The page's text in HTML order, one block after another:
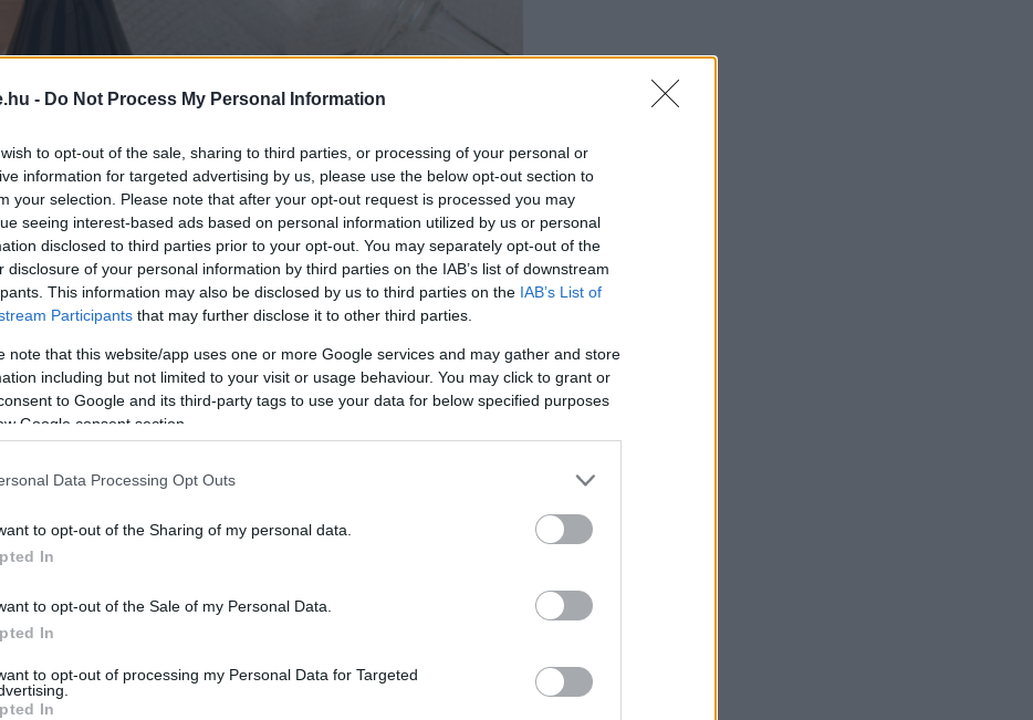
- Do Not Process My Personal Information
to opt-out of the sale, sharing to third parties, or processing of your personal or
information for targeted advertising by us, please use the below opt-out section to
your selection. Please note that after your opt-out request is processed you may
seeing interest-based ads based on personal information utilized by us or personal
disclosed to third parties prior to your opt-out. You may separately opt-out of the
disclosure of your personal information by third parties on the IAB’s list of downstream
This information may also be disclosed by us to third parties on the IAB’s List of
Participants that may further disclose it to other third parties.
note that this website/app uses one or more Google services and may gather and store
including but not limited to your visit or usage behaviour. You may click to grant or
to Google and its third-party tags to use your data for below specified purposes
Google consent section.
Data Processing Opt Outs
to opt-out of the Sharing of my personal data.
In
to opt-out of the Sale of my Personal Data.
In
to opt-out of processing my Personal Data for Targeted
In